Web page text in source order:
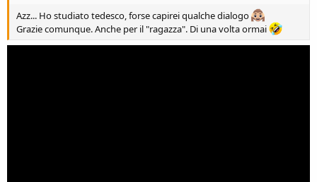
Azz... Ho studiato tedesco, forse capirei qualche dialogo
Grazie comunque. Anche per il "ragazza". Di una volta ormai